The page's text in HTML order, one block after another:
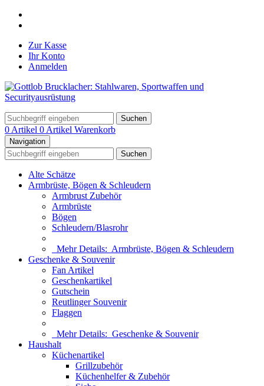
Zur Kasse
Ihr Konto
Anmelden
Suchen
0 Artikel 0 Artikel Warenkorb
Navigation
Suchen
Alte Schätze
Armbrüste, Bögen & Schleudern
Armbrust Zubehör
Armbrüste
Bögen
Schleudern/Blasrohr
Mehr Details: Armbrüste, Bögen & Schleudern
Geschenke & Souvenir
Fan Artikel
Geschenkartikel
Gutschein
Reutlinger Souvenir
Flaggen
Mehr Details: Geschenke & Souvenir
Haushalt
Küchenartikel
Grillzubehör
Küchenhelfer & Zubehör